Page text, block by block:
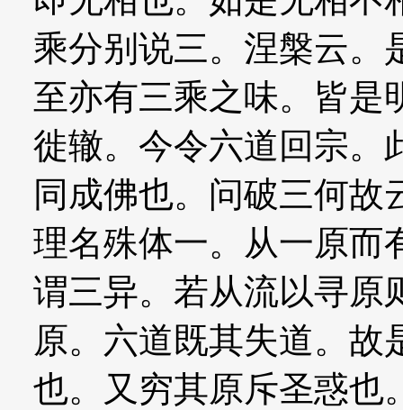
乘分别说三。涅槃云。
至亦有三乘之味。皆是
徙辙。今令六道回宗。
同成佛也。问破三何故
理名殊体一。从一原而
谓三异。若从流以寻原
原。六道既其失道。故
也。又穷其原斥圣惑也